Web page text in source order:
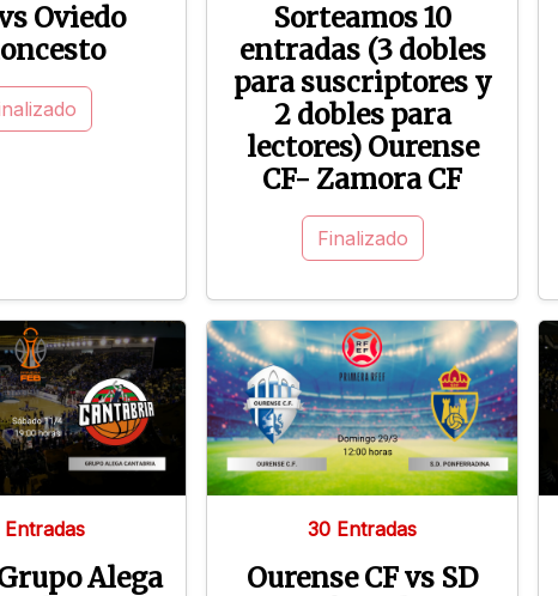
Oviedo
Sorteamos 10
entradas (3 dobles
para suscriptores y
2 dobles para
lectores) Ourense
CF- Zamora CF
Finalizado
Alega
30 Entradas
Ourense CF vs SD